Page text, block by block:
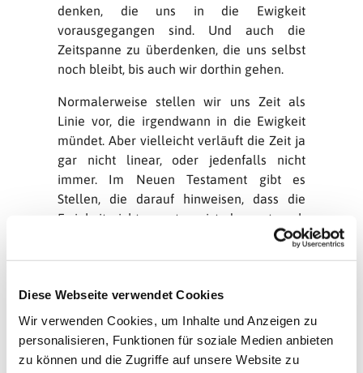
Diese Webseite verwendet Cookies
Wir verwenden Cookies, um Inhalte und Anzeigen zu
personalisieren, Funktionen für soziale Medien anbieten
zu können und die Zugriffe auf unsere Website zu
denken, die uns in die Ewigkeit
vorausgegangen sind. Und auch die
Zeitspanne zu überdenken, die uns selbst
noch bleibt, bis auch wir dorthin gehen.
Normalerweise stellen wir uns Zeit als
Linie vor, die irgendwann in die Ewigkeit
mündet. Aber vielleicht verläuft die Zeit ja
gar nicht linear, oder jedenfalls nicht
immer. Im Neuen Testament gibt es
Stellen, die darauf hinweisen, dass die
Ewigkeit nicht nur etwas ist, das erst noch
kommt, sondern dass sie in bestimmten
Situationen gleichzeitig zur Gegenwart
wir warten, ist auch schon mitten unter
uns. Die Zukunft hat sozusagen schon
begonnen.
Es tröstet mich mir das vor Augen zu